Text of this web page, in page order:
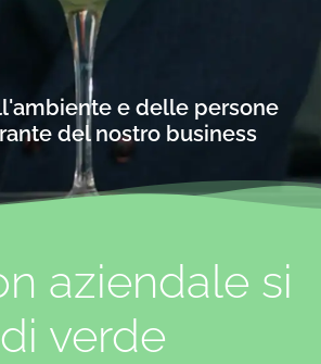
e delle persone
del nostro business
aziendale si
verde